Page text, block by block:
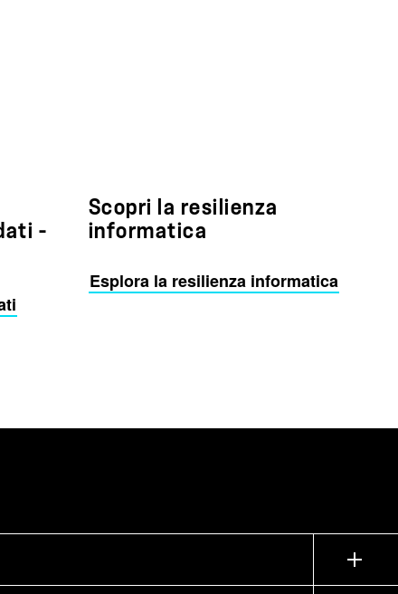
-
Scopri la resilienza
informatica
Esplora la resilienza informatica